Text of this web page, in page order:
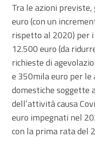
Tra le azioni
euro (con un
rispetto al 2020) per
12.500 euro (da
richieste di
e 350mila euro per
domestiche soggette
dell’attività causa
euro impegnati nel
con la prima rata del